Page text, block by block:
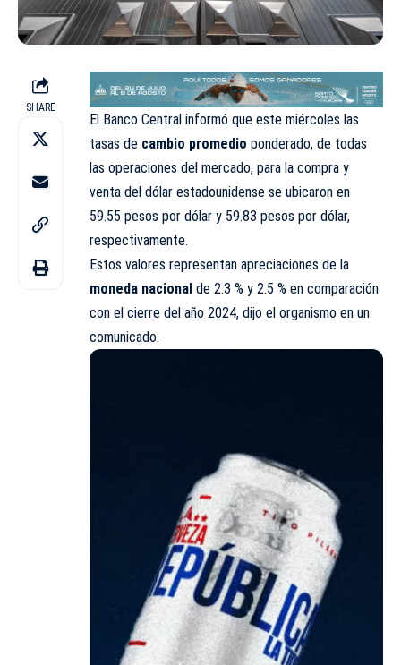
SHARE
El Banco Central informó que este miércoles las
tasas de cambio promedio ponderado, de todas
las operaciones del mercado, para la compra y
venta del dólar estadounidense se ubicaron en
59.55 pesos por dólar y 59.83 pesos por dólar,
respectivamente.
Estos valores representan apreciaciones de la
moneda nacional de 2.3 % y 2.5 % en comparación
con el cierre del año 2024, dijo el organismo en un
comunicado.